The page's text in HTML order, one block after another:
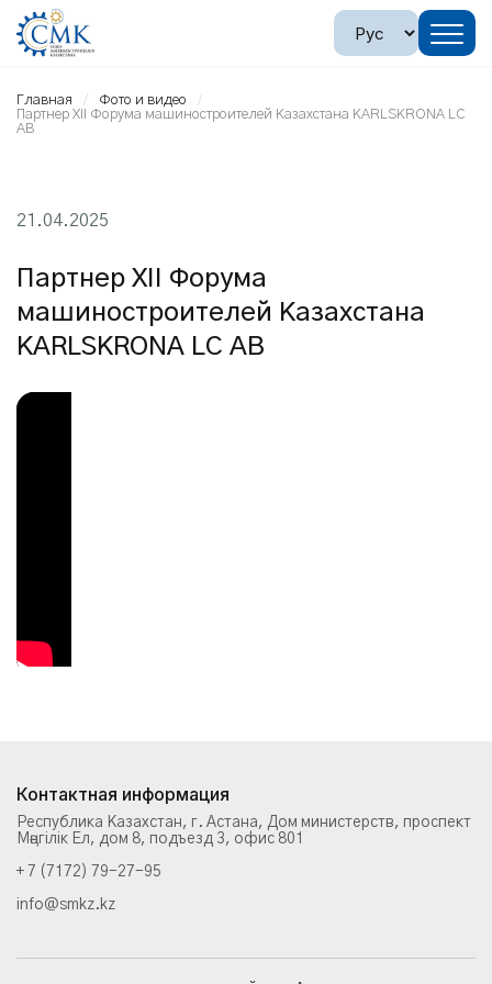
Главная
Фото и видео
Партнер XII Форума машиностроителей Казахстана KARLSKRONA LC
AB
21.04.2025
Партнер XII Форума
машиностроителей Казахстана
KARLSKRONA LC AB
Контактная информация
Республика Казахстан, г. Астана, Дом министерств, проспект
Мәңгілік Ел, дом 8, подъезд 3, офис 801
+ 7 (7172) 79-27-95
info@smkz.kz